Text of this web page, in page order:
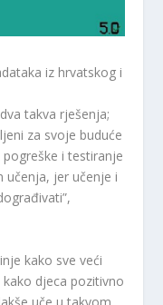
iz hrvatskog i
takva rješenja;
za svoje buduće
i testiranje
učenja, jer učenje i
kako sve veći
djeca pozitivno
uče u takvom